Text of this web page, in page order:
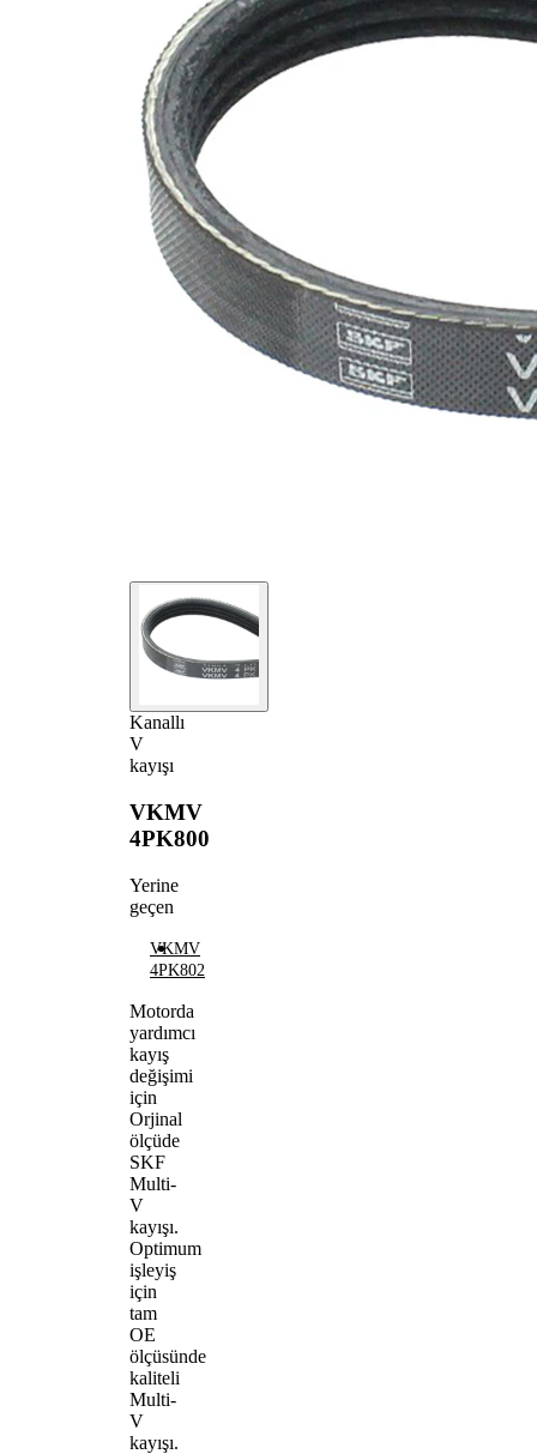
Kanallı
V
kayışı
VKMV
4PK800
Yerine
geçen
VKMV
4PK802
Motorda
yardımcı
kayış
değişimi
için
Orjinal
ölçüde
SKF
Multi-
V
kayışı.
Optimum
işleyiş
için
tam
OE
ölçüsünde
kaliteli
Multi-
V
kayışı.
SVHC
mevcut
değil!
Kayış
malzemesi
EPDM
(Etilen
Propilen